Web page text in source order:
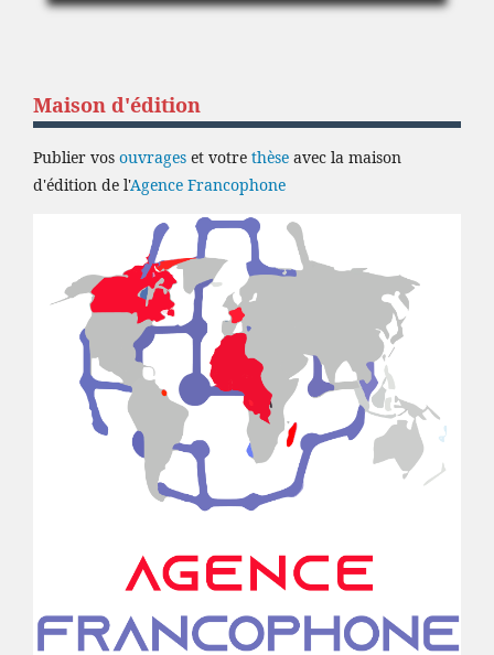
Maison d'édition
Publier vos ouvrages et votre thèse avec la maison
d'édition de l'Agence Francophone